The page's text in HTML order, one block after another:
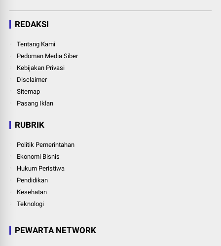
REDAKSI
Tentang Kami
Pedoman Media Siber
Kebijakan Privasi
Disclaimer
Sitemap
Pasang Iklan
RUBRIK
Politik Pemerintahan
Ekonomi Bisnis
Hukum Peristiwa
Pendidikan
Kesehatan
Teknologi
PEWARTA NETWORK